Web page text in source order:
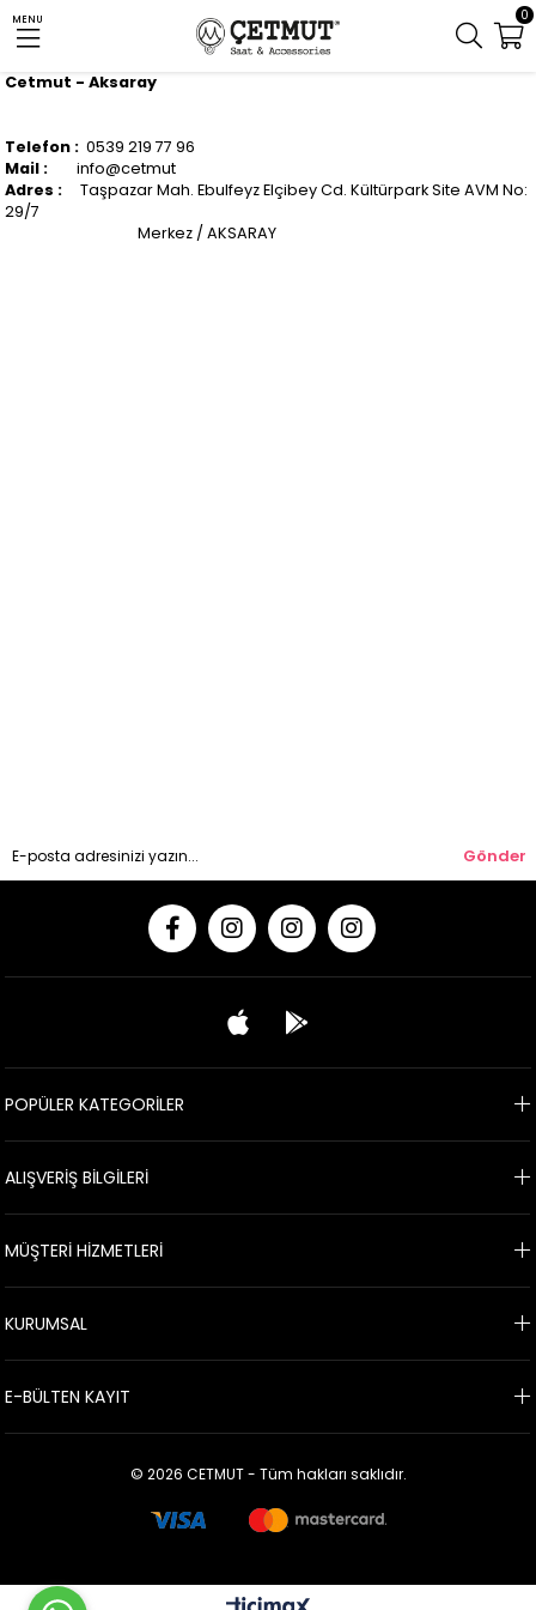
MENU 0
Cetmut - Aksaray
Telefon : 0539 219 77 96
Mail :info@cetmut
Adres :Taşpazar Mah. Ebulfeyz Elçibey Cd. Kültürpark Site AVM No:
29/7
Merkez / AKSARAY
Gönder
POPÜLER KATEGORİLER
ALIŞVERİŞ BİLGİLERİ
MÜŞTERİ HİZMETLERİ
KURUMSAL
E-BÜLTEN KAYIT
© 2026 CETMUT - Tüm hakları saklıdır.